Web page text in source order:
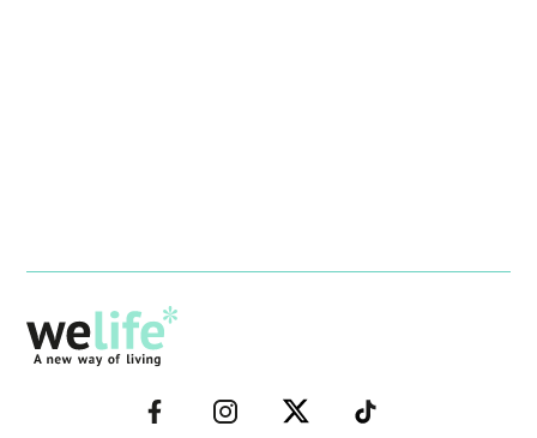
–
FACEBOOK–
–
INSTAGRAM–
–
TWITTER–
–
WELIFE–